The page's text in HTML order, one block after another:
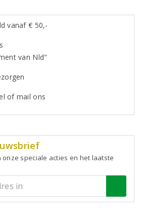
vanaf € 50,-
van Nld"
of mail ons
speciale acties en het laatste